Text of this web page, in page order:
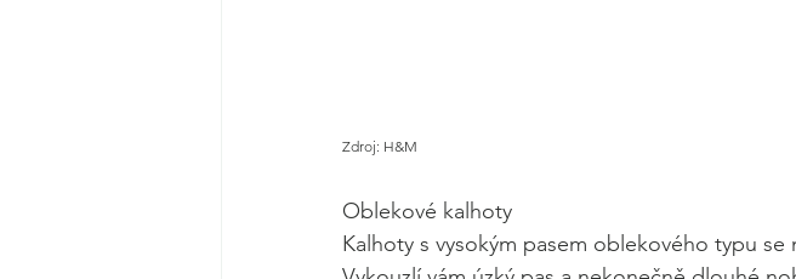
Zdroj: H&M
Oblekové kalhoty
Kalhoty s vysokým pasem oblekového typu